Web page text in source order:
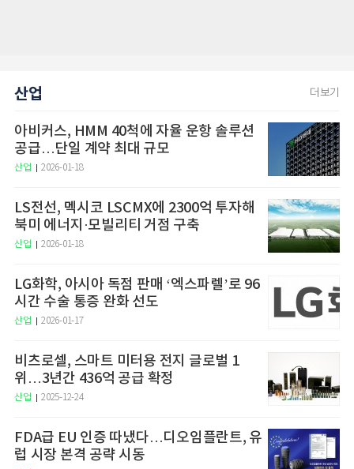
산업 더보기
아비커스, HMM 40척에 자율 운항 솔루션
공급…단일 계약 최대 규모
산업 2026-01-18
LS전선, 멕시코 LSCMX에 2300억 투자해
북미 에너지·모빌리티 거점 구축
산업 2026-01-18
LG화학, 아시아 독점 판매 ‘엑스파렐’로 96
시간 수술 통증 완화 선도
산업 2026-01-17
비츠로셀, 스마트 미터용 전지 글로벌 1
위…3년간 436억 공급 확정
산업 2025-12-24
FDA급 EU 인증 따냈다…디오임플란트, 유
럽 시장 본격 공략 시동